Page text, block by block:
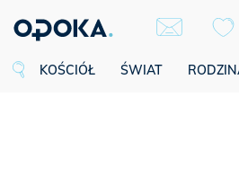
KOŚCIÓŁ ŚWIAT